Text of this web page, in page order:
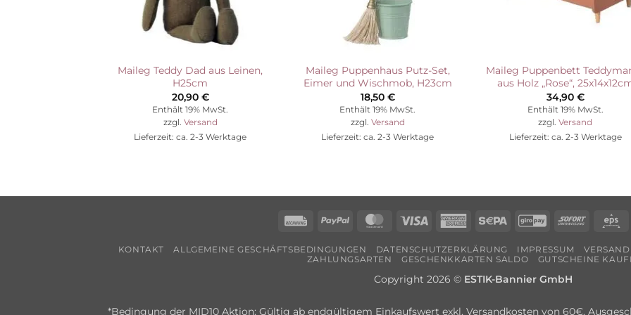
Maileg Teddy Dad aus Leinen,
H25cm
20,90 €
Enthält 19% MwSt.
zzgl. Versand
Lieferzeit: ca. 2-3 Werktage
Maileg Puppenhaus Putz-Set,
Eimer und Wischmob, H23cm
18,50 €
Enthält 19% MwSt.
zzgl. Versand
Lieferzeit: ca. 2-3 Werktage
Maileg Puppenbett
aus Holz „Rose“,
34,90 €
Enthält 19% MwSt.
zzgl.Versand
Lieferzeit: ca. 2-3 Werktage
RechungPayPal MasterCard
Visa
American Sepa GiroPaySofort
KONTAKT ALLGEMEINE GESCHÄFTSBEDINGUNGEN DATENSCHUTZERKLÄRUNG IMPRESSUM
ZAHLUNGSARTEN
GESCHENKKARTEN SALDO GUTSCHEINE
Copyright 2026 © ESTIK-Bannier GmbH
*Bedingung der MID10 Aktion: Gültig ab endgültigem Einkaufswert exkl. Versandkosten von 60€.